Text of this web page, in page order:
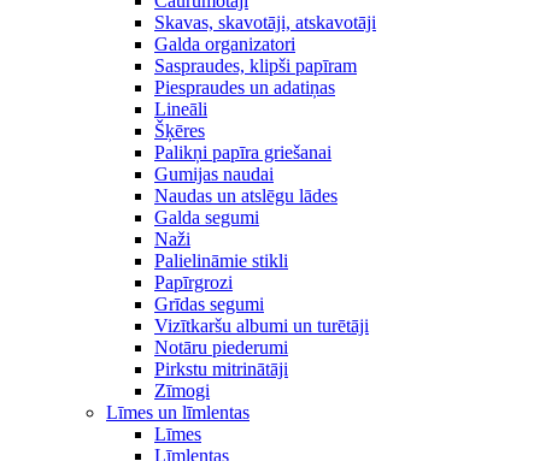
Skavas, skavotāji, atskavotāji
Galda organizatori
Saspraudes, klipši papīram
Piespraudes un adatiņas
Lineāli
Šķēres
Palikņi papīra griešanai
Gumijas naudai
Naudas un atslēgu lādes
Galda segumi
Naži
Palielināmie stikli
Papīrgrozi
Grīdas segumi
Vizītkaršu albumi un turētāji
Notāru piederumi
Pirkstu mitrinātāji
Zīmogi
Līmes un līmlentas
Līmes
Līmlentas